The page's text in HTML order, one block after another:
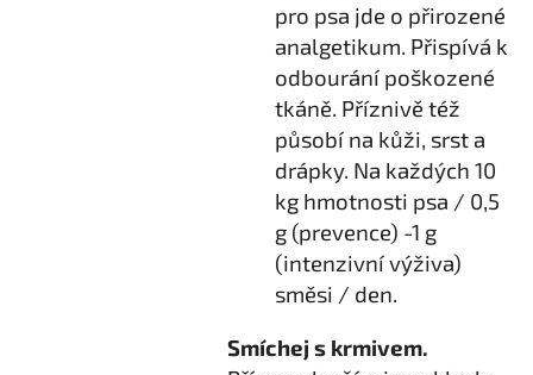
pro psa jde o přirozené
analgetikum. Přispívá k
odbourání poškozené
tkáně. Příznivě též
působí na kůži, srst a
drápky. Na každých 10
kg hmotnosti psa / 0,5
g (prevence) -1 g
(intenzivní výživa)
směsi / den.
Smíchej s krmivem.